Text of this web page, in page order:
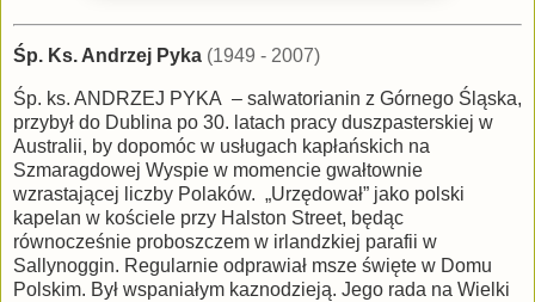
Śp. Ks. Andrzej Pyka (1949 - 2007)
Śp. ks. ANDRZEJ PYKA – salwatorianin z Górnego Śląska,
przybył do Dublina po 30. latach pracy duszpasterskiej w
Australii, by dopomóc w usługach kapłańskich na
Szmaragdowej Wyspie w momencie gwałtownie
wzrastającej liczby Polaków. „Urzędował” jako polski
kapelan w kościele przy Halston Street, będąc
równocześnie proboszczem w irlandzkiej parafii w
Sallynoggin. Regularnie odprawiał msze święte w Domu
Polskim. Był wspaniałym kaznodzieją. Jego rada na Wielki